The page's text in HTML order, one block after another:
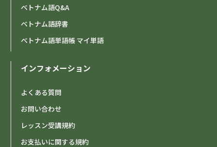
ベトナム語Q&A
ベトナム語辞書
ベトナム語単語帳 マイ単語
インフォメーション
よくある質問
お問い合わせ
レッスン受講規約
お支払いに関する規約